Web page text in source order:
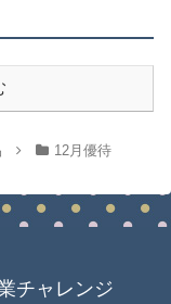
12月優待
チャレンジ